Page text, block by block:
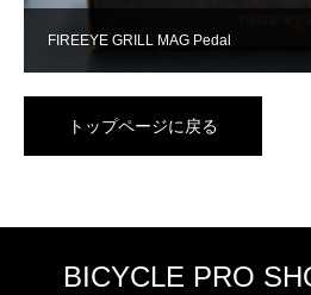
FIREEYE GRILL MAG Pedal
トップページに戻る
BICYCLE PRO